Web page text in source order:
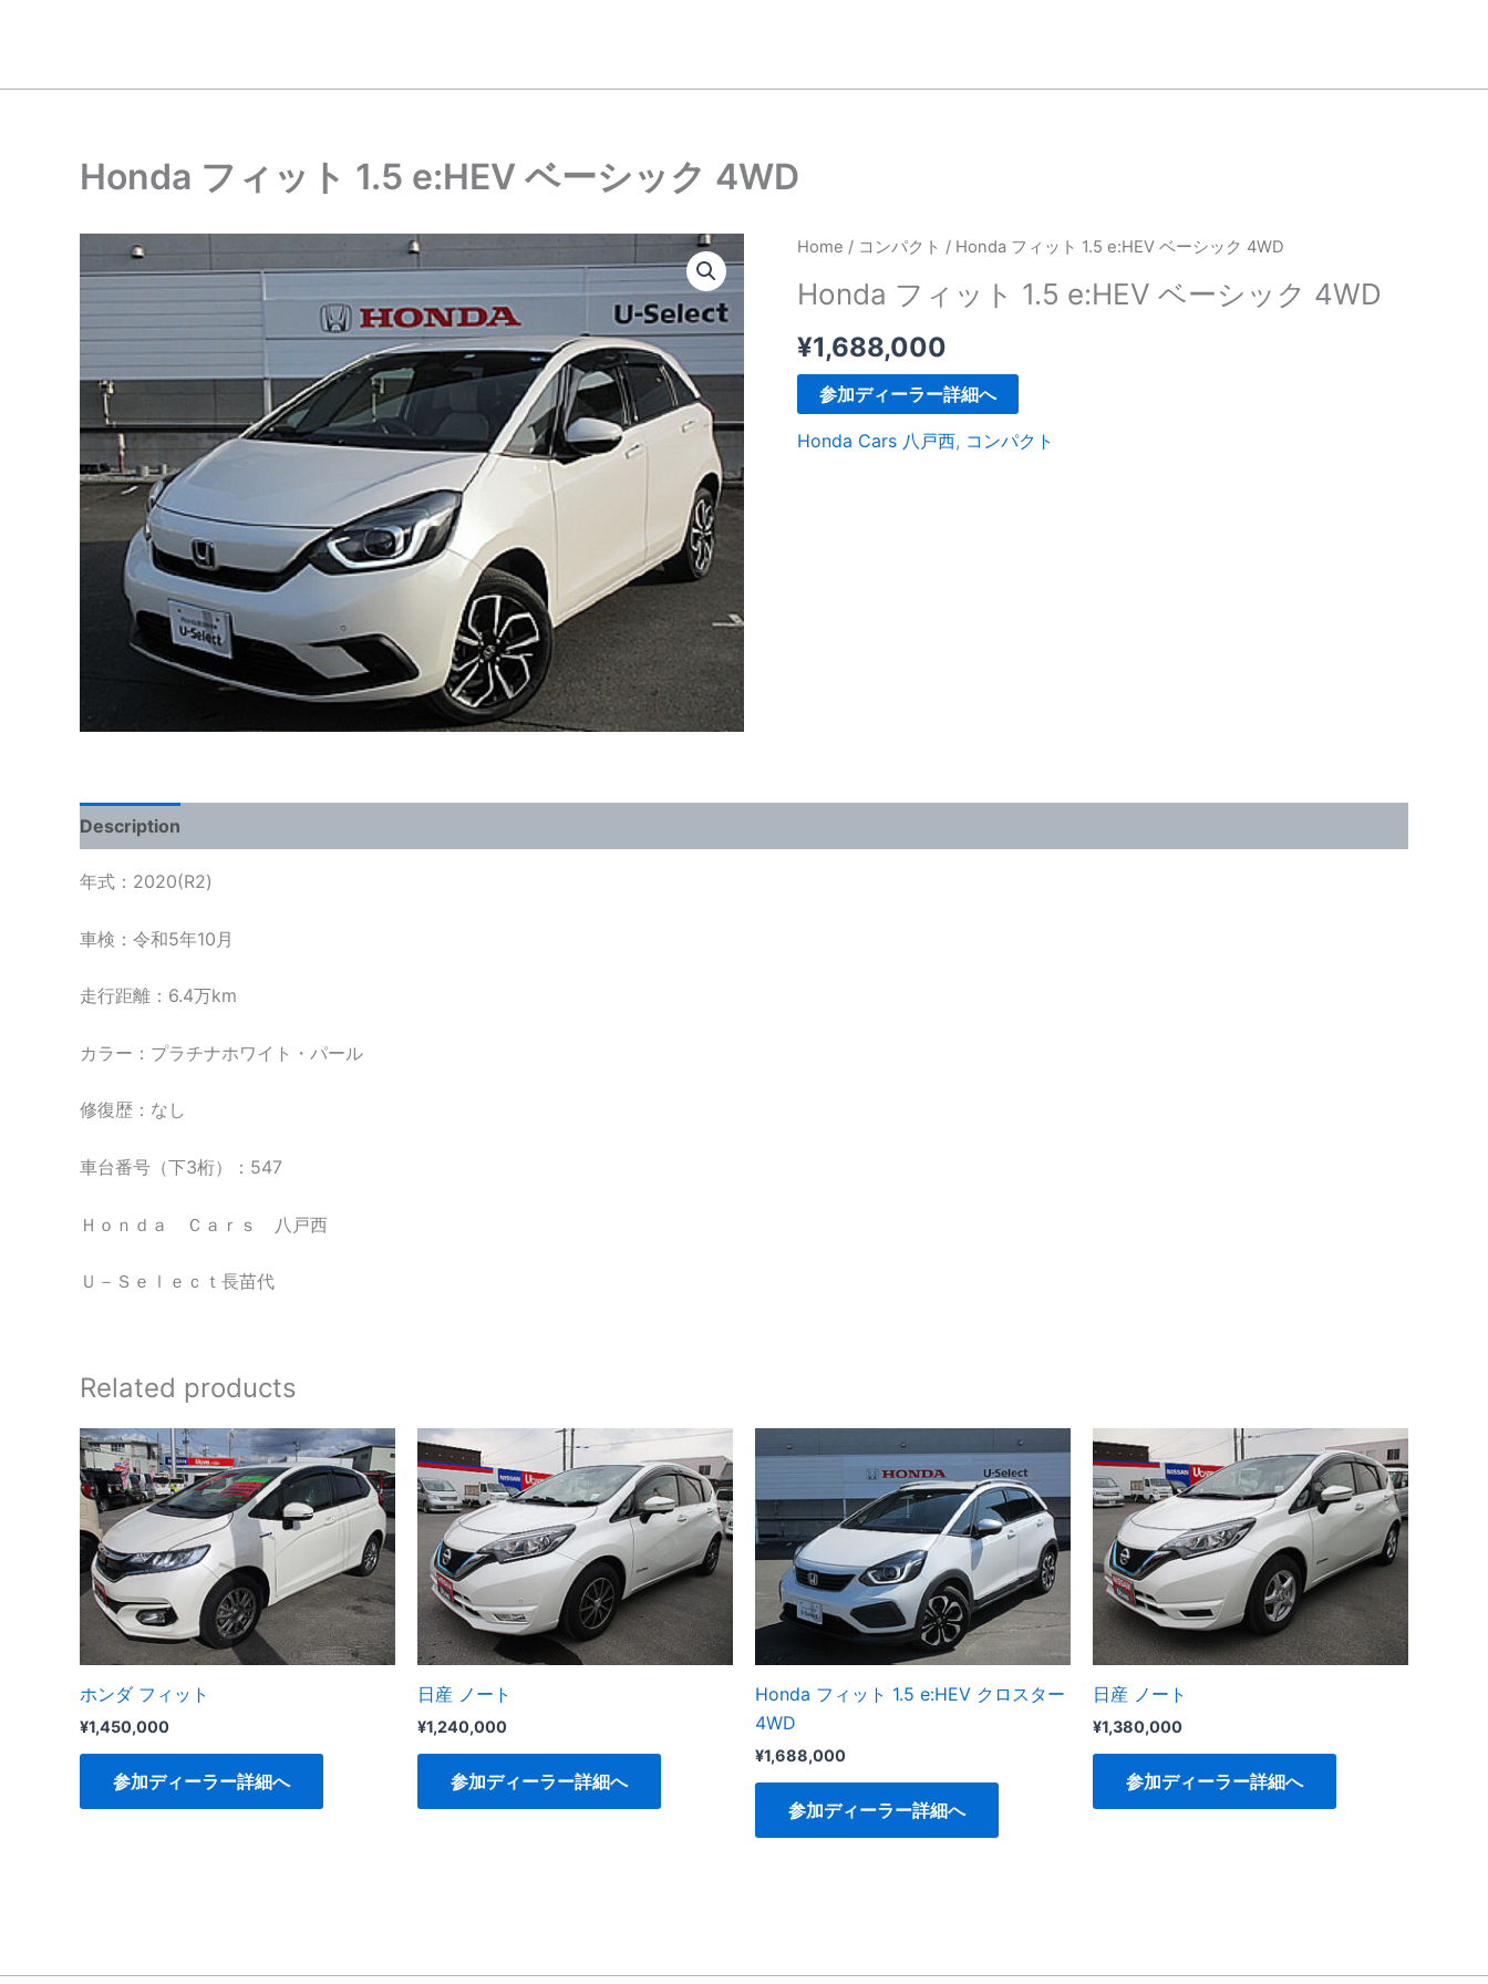
Honda フィット 1.5 e:HEV ベーシック 4WD
Home / コンパクト / Honda フィット 1.5 e:HEV ベーシック 4WD
Honda フィット 1.5 e:HEV ベーシック 4WD
¥1,688,000
参加ディーラー詳細へ
Honda Cars 八戸西, コンパクト
Description
年式：2020(R2)
車検：令和5年10月
走行距離：6.4万km
カラー：プラチナホワイト・パール
修復歴：なし
車台番号（下3桁）：547
Ｈｏｎｄａ Ｃａｒｓ 八戸西
Ｕ－Ｓｅｌｅｃｔ長苗代
Related products
ホンダ フィット
¥1,450,000
参加ディーラー詳細へ
日産 ノート
¥1,240,000
参加ディーラー詳細へ
Honda フィット 1.5 e:HEV クロスター
4WD
¥1,688,000
参加ディーラー詳細へ
日産 ノート
¥1,380,000
参加ディーラー詳細へ